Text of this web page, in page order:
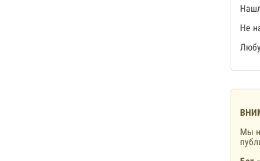
Не
Мы